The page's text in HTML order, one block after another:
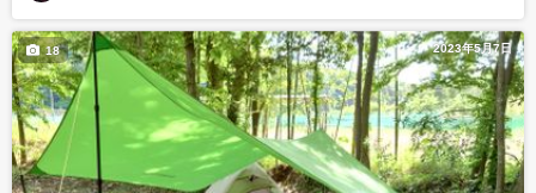
2023年5月7日
18